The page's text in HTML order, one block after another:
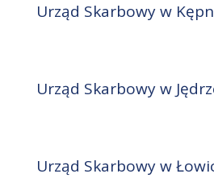
Urząd Skarbowy w
Urząd Skarbowy w
Urząd Skarbowy w